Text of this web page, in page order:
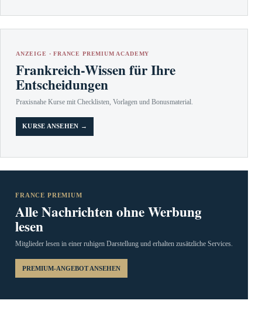
ANZEIGE · FRANCE PREMIUM ACADEMY
Frankreich-Wissen für Ihre
Entscheidungen
Praxisnahe Kurse mit Checklisten, Vorlagen und Bonusmaterial.
KURSE ANSEHEN →
FRANCE PREMIUM
Alle Nachrichten ohne Werbung
lesen
Mitglieder lesen in einer ruhigen Darstellung und erhalten zusätzliche Services.
PREMIUM-ANGEBOT ANSEHEN